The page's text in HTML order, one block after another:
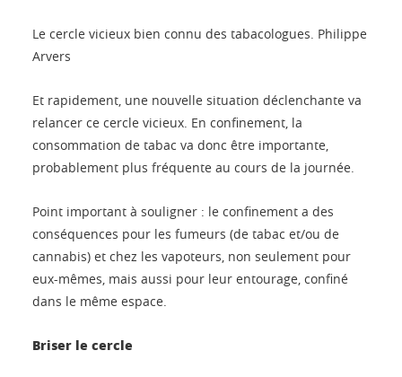
Le cercle vicieux bien connu des tabacologues. Philippe
Arvers
Et rapidement, une nouvelle situation déclenchante va
relancer ce cercle vicieux. En confinement, la
consommation de tabac va donc être importante,
probablement plus fréquente au cours de la journée.
Point important à souligner : le confinement a des
conséquences pour les fumeurs (de tabac et/ou de
cannabis) et chez les vapoteurs, non seulement pour
eux-mêmes, mais aussi pour leur entourage, confiné
dans le même espace.
Briser le cercle